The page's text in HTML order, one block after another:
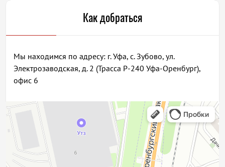
Как добраться
Мы находимся по адресу: г. Уфа, с. Зубово, ул.
Электрозаводская, д. 2 (Трасса Р-240 Уфа-Оренбург),
офис 6